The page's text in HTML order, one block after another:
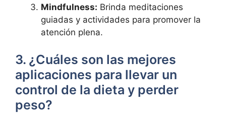
Mindfulness: Brinda meditaciones
guiadas y actividades para promover la
atención plena.
3. ¿Cuáles son las mejores
aplicaciones para llevar un
control de la dieta y perder
peso?